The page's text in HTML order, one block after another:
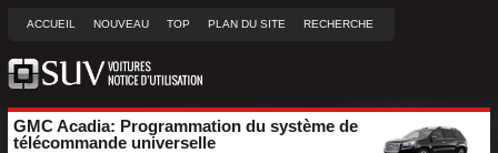
ACCUEIL NOUVEAU TOP PLAN DU SITE RECHERCHE
GMC Acadia: Programmation du système de
télécommande universelle